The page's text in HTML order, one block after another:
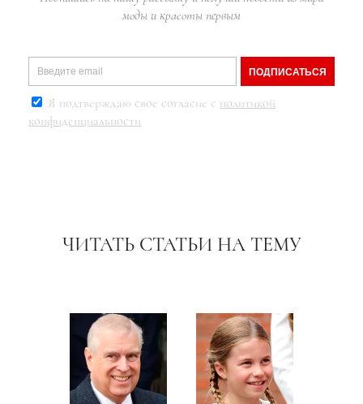
моды и красоты первым
ПОДПИСАТЬСЯ
Я подтверждаю свое согласие с политикой
конфиденциальности
ЧИТАТЬ СТАТЬИ НА ТЕМУ